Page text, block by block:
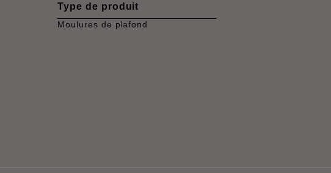
Type de produit
Moulures de plafond